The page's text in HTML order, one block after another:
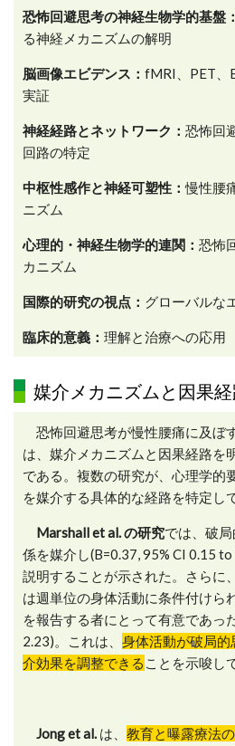
恐怖回避思考の神経生物学的基盤：
る神経メカニズムの解明
脳画像エビデンス： fMRI、PET、
実証
神経経路とネットワーク： 恐怖回
回路の特定
中枢性感作と神経可塑性：慢性腰
ニズム
心理的・神経生物学的連関： 恐怖
カニズム
国際的研究の視点： グローバルな
臨床的意義： 理解と治療への応用
媒介メカニズムと因果
恐怖回避思考が慢性腰痛に及ぼ
は、媒介メカニズムと因果経路を
である。複数の研究が、心理学的
を媒介する具体的な経路を特定し
Marshall et al. の研究では、破
係を媒介し(B=0.37, 95% CI 0.15
説明することが示された。さらに
は週単位の身体活動に条件付けら
を報告する者にとって有意であっ
2.23)。これは、 身体活動が破局
介効果を調整できる ことを示唆し
Jong et al. は、 教育と曝露療法